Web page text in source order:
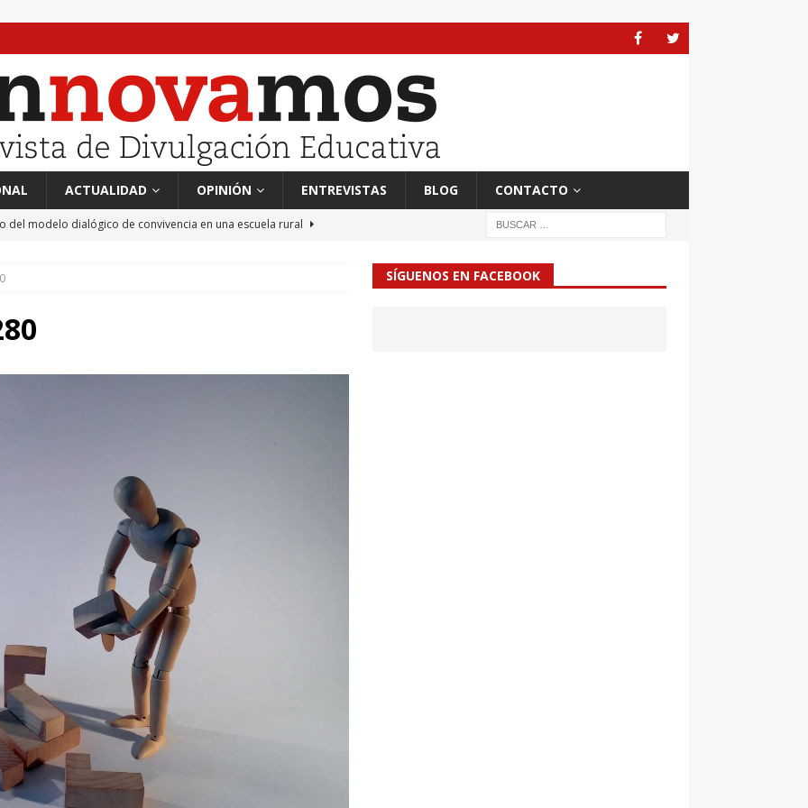
ACTUALIDAD OPINIÓN ENTREVISTAS BLOG CONTACTO
del modelo dialógico de convivencia en una escuela rural
en tierra, vendimiador en mar” Tributo a Rafael Alberti del
sociocultural y educación ético-cívica
Llanos
MIL PALABRAS
Castillo
SÍGUENOS EN FACEBOOK